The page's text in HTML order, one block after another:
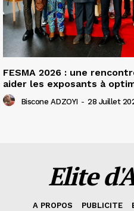
FESMA 2026 : une
aider les exposants à
Biscone ADZOYI - 28 Juillet
Elite
A PROPOS PUBLICITE